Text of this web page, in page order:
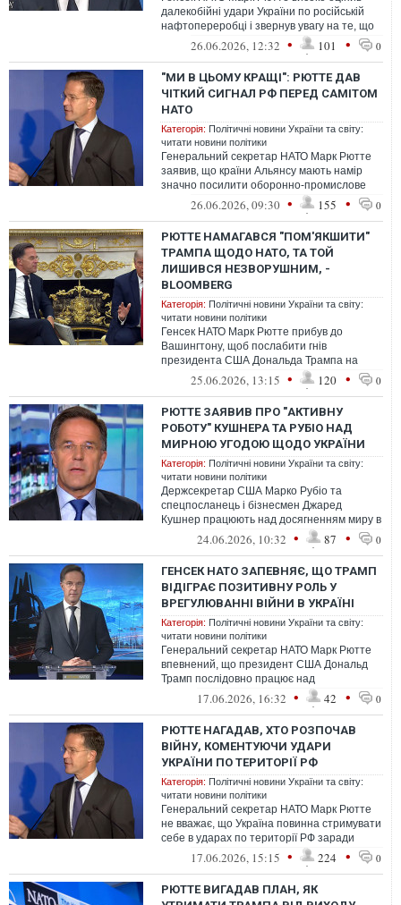
далекобійні удари України по російській
нафтопереробці і звернув увагу на те, що
президент США визнав це
26.06.2026, 12:32 • 101 • 0
"МИ В ЦЬОМУ КРАЩІ": РЮТТЕ ДАВ
ЧІТКИЙ СИГНАЛ РФ ПЕРЕД САМІТОМ
НАТО
Категорія: Політичні новини України та світу:
читати новини політики
Генеральний секретар НАТО Марк Рютте
заявив, що країни Альянсу мають намір
значно посилити оборонно-промислове
співробітництво, а РФ повинна зрозуміти...
26.06.2026, 09:30 • 155 • 0
РЮТТЕ НАМАГАВСЯ "ПОМ'ЯКШИТИ"
ТРАМПА ЩОДО НАТО, ТА ТОЙ
ЛИШИВСЯ НЕЗВОРУШНИМ, -
BLOOMBERG
Категорія: Політичні новини України та світу:
читати новини політики
Генсек НАТО Марк Рютте прибув до
Вашингтону, щоб послабити гнів
президента США Дональда Трампа на
союзників у Європі, які відмовили
останньому допомог...
25.06.2026, 13:15 • 120 • 0
РЮТТЕ ЗАЯВИВ ПРО "АКТИВНУ
РОБОТУ" КУШНЕРА ТА РУБІО НАД
МИРНОЮ УГОДОЮ ЩОДО УКРАЇНИ
Категорія: Політичні новини України та світу:
читати новини політики
Держсекретар США Марко Рубіо та
спецпосланець і бізнесмен Джаред
Кушнер працюють над досягненням миру в
Україні.24.06.2026, 10:32 • 87 • 0
ГЕНСЕК НАТО ЗАПЕВНЯЄ, ЩО ТРАМП
ВІДІГРАЄ ПОЗИТИВНУ РОЛЬ У
ВРЕГУЛЮВАННІ ВІЙНИ В УКРАЇНІ
Категорія: Політичні новини України та світу:
читати новини політики
Генеральний секретар НАТО Марк Рютте
впевнений, що президент США Дональд
Трамп послідовно працює над
припиненням війни Росії проти України та
17.06.2026, 16:32 • 42 • 0
РЮТТЕ НАГАДАВ, ХТО РОЗПОЧАВ
ВІЙНУ, КОМЕНТУЮЧИ УДАРИ
УКРАЇНИ ПО ТЕРИТОРІЇ РФ
Категорія: Політичні новини України та світу:
читати новини політики
Генеральний секретар НАТО Марк Рютте
не вважає, що Україна повинна стримувати
себе в ударах по території РФ заради
ймовірних "мирних переговорів", а т...
17.06.2026, 15:15 • 224 • 0
РЮТТЕ ВИГАДАВ ПЛАН, ЯК